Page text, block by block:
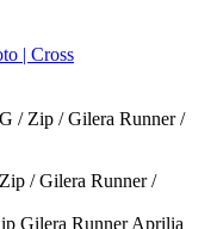
| Cross
/ Zip / Gilera Runner /